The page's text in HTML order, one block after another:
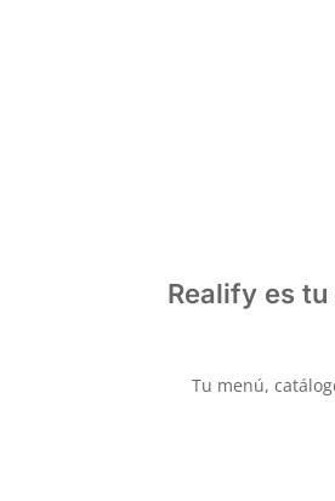
Realify es
Tu menú,